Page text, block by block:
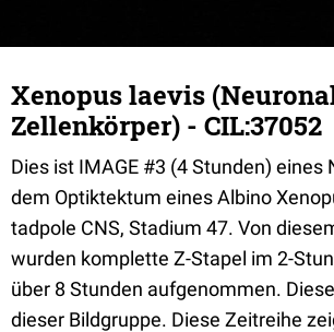
Xenopus laevis
Zellenkörper) - CIL:37052
Dies ist IMAGE #3 (4 Stunden) eines
dem Optiktektum eines Albino
tadpole CNS, Stadium 47. Von
wurden komplette Z-Stapel im 2-
über 8 Stunden aufgenommen.
dieser Bildgruppe. Diese Zeitreihe